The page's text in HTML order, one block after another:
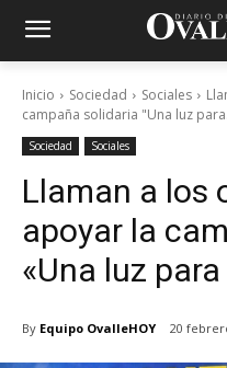
Inicio Sociedad Sociales
campaña solidaria "Una luz
Sociedad Sociales
Llaman a los
apoyar la
«Una luz
By Equipo OvalleHOY 20